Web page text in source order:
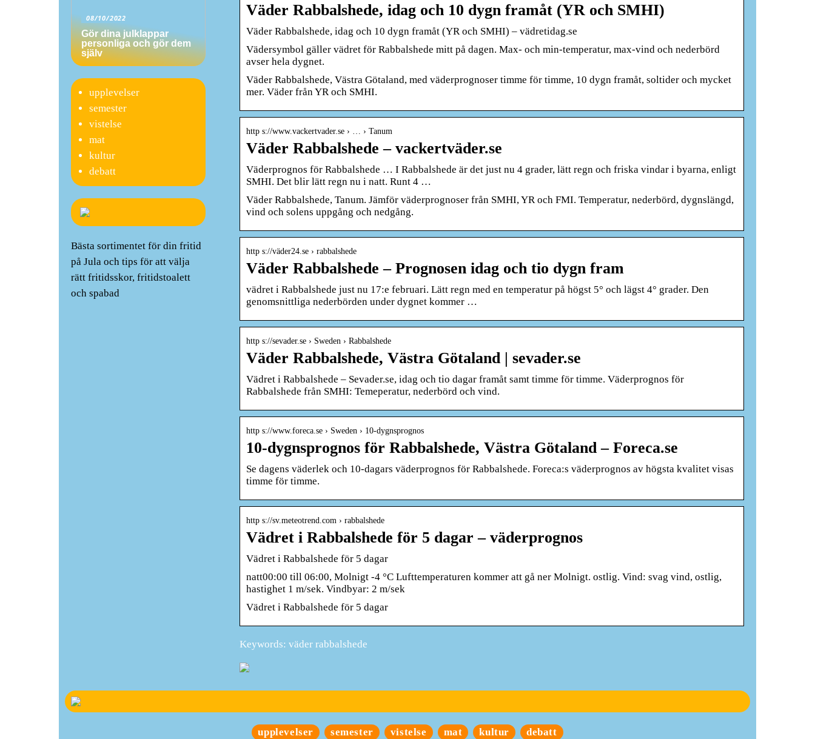
Väder Rabbalshede, idag och 10 dygn framåt (YR och SMHI)
Väder Rabbalshede, idag och 10 dygn framåt (YR och SMHI) – vädretidag.se
Vädersymbol gäller vädret för Rabbalshede mitt på dagen. Max- och min-temperatur, max-vind och nederbörd
avser hela dygnet.
Väder Rabbalshede, Västra Götaland, med väderprognoser timme för timme, 10 dygn framåt, soltider och mycket
mer. Väder från YR och SMHI.
http s://www.vackertvader.se › … › Tanum
Väder Rabbalshede – vackertväder.se
Väderprognos för Rabbalshede … I Rabbalshede är det just nu 4 grader, lätt regn och friska vindar i byarna, enligt
SMHI. Det blir lätt regn nu i natt. Runt 4 …
Väder Rabbalshede, Tanum. Jämför väderprognoser från SMHI, YR och FMI. Temperatur, nederbörd, dygnslängd,
vind och solens uppgång och nedgång.
http s://väder24.se › rabbalshede
Väder Rabbalshede – Prognosen idag och tio dygn fram
vädret i Rabbalshede just nu 17:e februari. Lätt regn med en temperatur på högst 5° och lägst 4° grader. Den
genomsnittliga nederbörden under dygnet kommer …
http s://sevader.se › Sweden › Rabbalshede
Väder Rabbalshede, Västra Götaland | sevader.se
Vädret i Rabbalshede – Sevader.se, idag och tio dagar framåt samt timme för timme. Väderprognos för
Rabbalshede från SMHI: Temeperatur, nederbörd och vind.
http s://www.foreca.se › Sweden › 10-dygnsprognos
10-dygnsprognos för Rabbalshede, Västra Götaland – Foreca.se
Se dagens väderlek och 10-dagars väderprognos för Rabbalshede. Foreca:s väderprognos av högsta kvalitet visas
timme för timme.
http s://sv.meteotrend.com › rabbalshede
Vädret i Rabbalshede för 5 dagar – väderprognos
Vädret i Rabbalshede för 5 dagar
natt00:00 till 06:00, Molnigt -4 °C Lufttemperaturen kommer att gå ner Molnigt. ostlig. Vind: svag vind, ostlig,
hastighet 1 m/sek. Vindbyar: 2 m/sek
Vädret i Rabbalshede för 5 dagar
Keywords: väder rabbalshede
08/10/2022
Gör dina julklappar
personliga och gör dem
själv
upplevelser
semester
vistelse
mat
kultur
debatt
Bästa sortimentet för din fritid
på Jula och tips för att välja
rätt fritidsskor, fritidstoalett
och spabad
upplevelser semester vistelse mat kultur debatt